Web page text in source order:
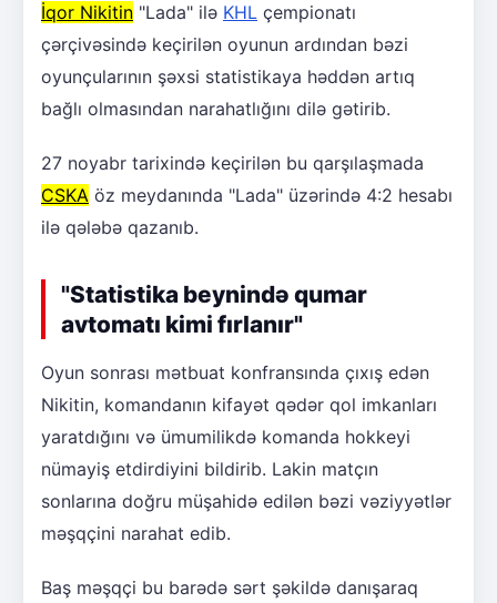
İqor Nikitin "Lada" ilə KHL çempionatı
çərçivəsində keçirilən oyunun ardından bəzi
oyunçularının şəxsi statistikaya həddən artıq
bağlı olmasından narahatlığını dilə gətirib.
27 noyabr tarixində keçirilən bu qarşılaşmada
CSKA öz meydanında "Lada" üzərində 4:2 hesabı
ilə qələbə qazanıb.
"Statistika beynində qumar
avtomatı kimi fırlanır"
Oyun sonrası mətbuat konfransında çıxış edən
Nikitin, komandanın kifayət qədər qol imkanları
yaratdığını və ümumilikdə komanda hokkeyi
nümayiş etdirdiyini bildirib. Lakin matçın
sonlarına doğru müşahidə edilən bəzi vəziyyətlər
məşqçini narahat edib.
Baş məşqçi bu barədə sərt şəkildə danışaraq